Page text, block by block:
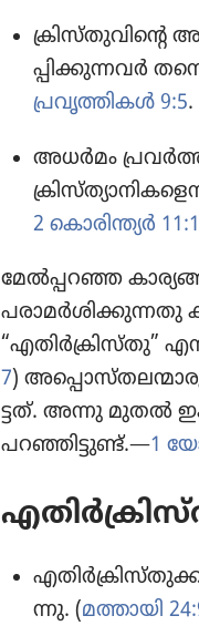
ക്രിസ്‌തു​വി​ന്റെ
പ്പി​ക്കു​ന്ന​വർ
പ്രവൃത്തികൾ 9:5.
അധർമം
2 കൊരിന്ത്യർ
മേൽപ്പറഞ്ഞ
പരാമർശി​ക്കു​ന്ന​തു
“എതിർക്രി​സ്‌തു”
7)
ട്ടത്‌. അന്നു മുതൽ
പറഞ്ഞി​ട്ടുണ്ട്‌.—1
ന്നു. (മത്തായി